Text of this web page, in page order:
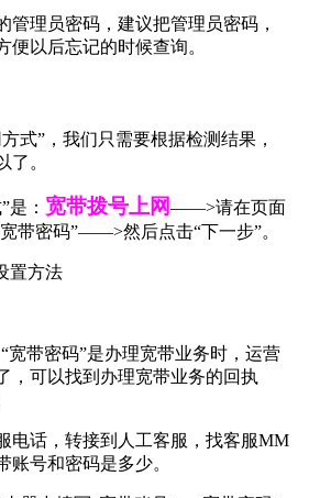
管理员密码，建议把管理员密码，
便以后忘记的时候查询。
式”，我们只需要根据检测结果，
了。
是： 宽带拨号上网——>请在页面
带密码”——>然后点击“下一步”。
“宽带密码”是办理宽带业务时，运营
，可以找到办理宽带业务的回执
电话，转接到人工客服，找客服MM
账号和密码是多少。